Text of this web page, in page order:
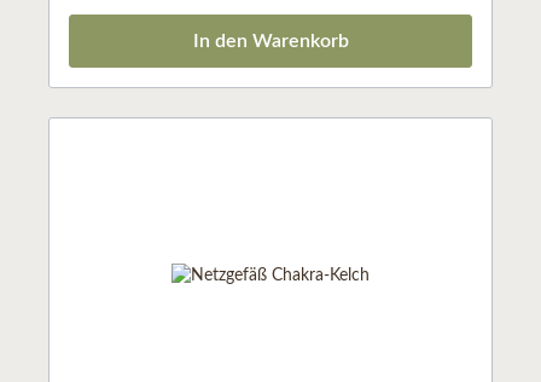
Räucherns!Ob Sie nun Ihre Wohnung ausräuchern
und energetisch reinigen wollen; ob Sie das Gefühl
möchten: Räuchern kann Sie bei all diesen Vorhaben
In den Warenkorb